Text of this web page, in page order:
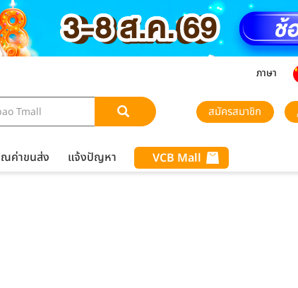
ภาษา
สมัครสมาชิก
ค่าขนส่ง แจ้งปัญหา VCB Mall